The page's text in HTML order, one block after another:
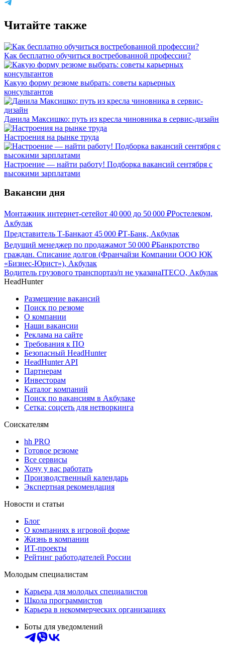
Читайте также
Как бесплатно обучиться востребованной профессии?
Какую форму резюме выбрать: советы карьерных
консультантов
Данила Максишко: путь из кресла чиновника в сервис-дизайн
Настроения на рынке труда
Настроение — найти работу! Подборка вакансий сентября с
высокими зарплатами
Вакансии дня
Монтажник интернет-сетейот 40 000 до 50 000 ₽Ростелеком,
Акбулак
Представитель Т-Банкаот 45 000 ₽Т-Банк, Акбулак
Ведущий менеджер по продажамот 50 000 ₽Банкротство
граждан. Списание долгов (Франчайзи Компании ООО ЮК
«Бизнес-Юрист»), Акбулак
Водитель грузового транспортаз/п не указанаITECO, Акбулак
HeadHunter
Размещение вакансий
Поиск по резюме
О компании
Наши вакансии
Реклама на сайте
Требования к ПО
Безопасный HeadHunter
HeadHunter API
Партнерам
Инвесторам
Каталог компаний
Поиск по вакансиям в Акбулаке
Сетка: соцсеть для нетворкинга
Соискателям
hh PRO
Готовое резюме
Все сервисы
Хочу у вас работать
Производственный календарь
Экспертная рекомендация
Новости и статьи
Блог
О компаниях в игровой форме
Жизнь в компании
ИТ-проекты
Рейтинг работодателей России
Молодым специалистам
Карьера для молодых специалистов
Школа программистов
Карьера в некоммерческих организациях
Боты для уведомлений